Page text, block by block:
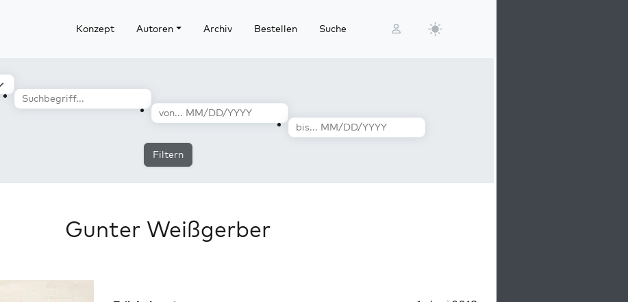
Konzept Autoren Archiv Bestellen Suche
Filtern
Gunter Weißgerber